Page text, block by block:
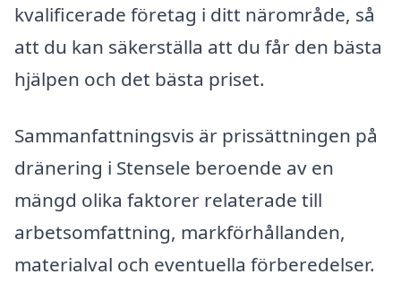
kvalificerade företag i ditt närområde, så
att du kan säkerställa att du får den bästa
hjälpen och det bästa priset.
Sammanfattningsvis är prissättningen på
dränering i Stensele beroende av en
mängd olika faktorer relaterade till
arbetsomfattning, markförhållanden,
materialval och eventuella förberedelser.